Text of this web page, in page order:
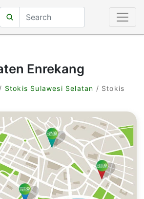
Enrekang
/ Stokis Sulawesi Selatan / Stokis